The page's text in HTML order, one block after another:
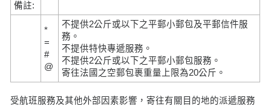
備註:
*
=
#
@
不提供2公斤或以下之平郵小郵包及平郵信件服
務。
不提供特快專遞服務。
不提供2公斤或以下之平郵小郵包服務。
寄往法國之空郵包裹重量上限為20公斤。
受航班服務及其他外部因素影響，寄往有關目的地的派遞服務